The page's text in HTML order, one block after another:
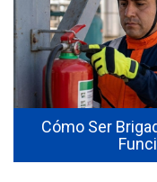
Cómo Ser